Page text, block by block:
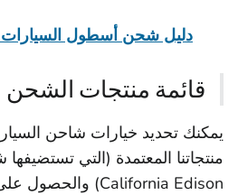
دليل شحن أسطول السيارات
قائمة منتجات الشحن
يمكنك تحديد خيارات شاحن